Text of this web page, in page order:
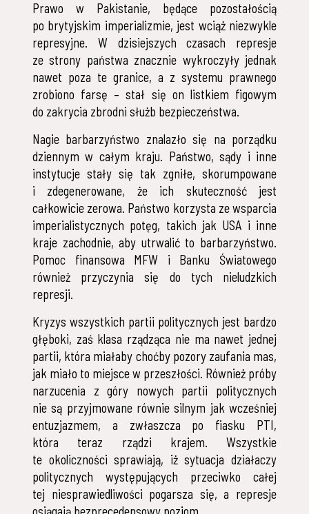
Prawo w Pakistanie, będące pozostałością
po brytyjskim imperializmie, jest wciąż niezwykle
represyjne. W dzisiejszych czasach represje
ze strony państwa znacznie wykroczyły jednak
nawet poza te granice, a z systemu prawnego
zrobiono farsę – stał się on listkiem figowym
do zakrycia zbrodni służb bezpieczeństwa.
Nagie barbarzyństwo znalazło się na porządku
dziennym w całym kraju. Państwo, sądy i inne
instytucje stały się tak zgniłe, skorumpowane
i zdegenerowane, że ich skuteczność jest
całkowicie zerowa. Państwo korzysta ze wsparcia
imperialistycznych potęg, takich jak USA i inne
kraje zachodnie, aby utrwalić to barbarzyństwo.
Pomoc finansowa MFW i Banku Światowego
również przyczynia się do tych nieludzkich
represji.
Kryzys wszystkich partii politycznych jest bardzo
głęboki, zaś klasa rządząca nie ma nawet jednej
partii, która miałaby choćby pozory zaufania mas,
jak miało to miejsce w przeszłości. Również próby
narzucenia z góry nowych partii politycznych
nie są przyjmowane równie silnym jak wcześniej
entuzjazmem, a zwłaszcza po fiasku PTI,
która teraz rządzi krajem. Wszystkie
te okoliczności sprawiają, iż sytuacja działaczy
politycznych występujących przeciwko całej
tej niesprawiedliwości pogarsza się, a represje